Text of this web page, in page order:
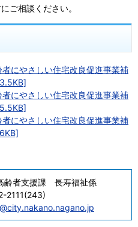
ご相談ください。
にやさしい住宅改良促進事業補
にやさしい住宅改良促進事業補
にやさしい住宅改良促進事業補
者支援課 長寿福祉係
2111(243)